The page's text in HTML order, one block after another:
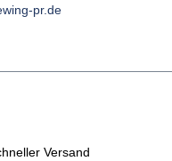
pr.de
Versand